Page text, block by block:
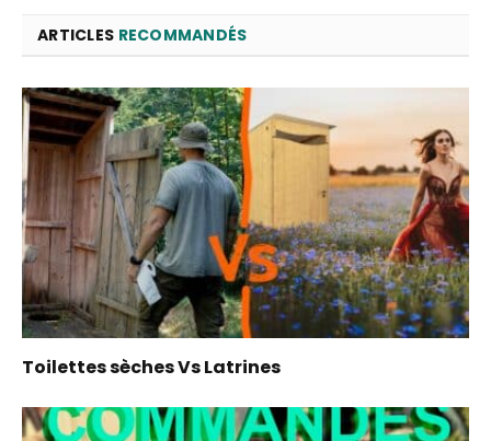
ARTICLES RECOMMANDÉS
Toilettes sèches Vs Latrines